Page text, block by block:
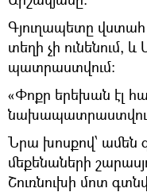
Գյուղապետը վստահ
տեղի չի ունենում,
պատրաստվում։
«Փոքր երեխան էլ
Նրա խոսքով՝ ամեն
մեքենաների
Շուռնուխի մոտ